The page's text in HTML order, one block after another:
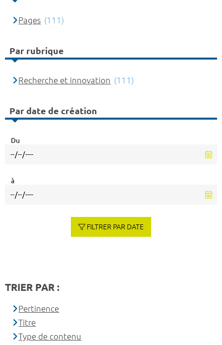
Pages (111)
Par rubrique
Recherche et innovation (111)
Par date de création
Du
à
FILTRER PAR DATE
TRIER PAR :
Pertinence
Titre
Type de contenu